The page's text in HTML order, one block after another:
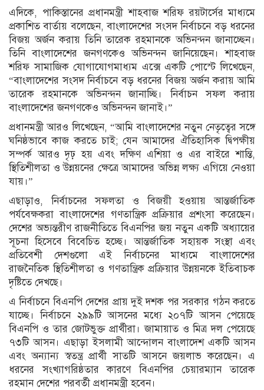
এদিকে, পাকিস্তানের প্রধানমন্ত্রী শাহবাজ শরিফ রয়টার্সের মাধ্যমে
প্রকাশিত বার্তায় বলেছেন, বাংলাদেশের সংসদ নির্বাচনে বড় ধরনের
বিজয় অর্জন করায় তিনি তারেক রহমানকে অভিনন্দন জানাচ্ছেন।
তিনি বাংলাদেশের জনগণকেও অভিনন্দন জানিয়েছেন। শাহবাজ
শরিফ সামাজিক যোগাযোগমাধ্যম এক্সে একটি পোস্টে লিখেছেন,
“বাংলাদেশের সংসদ নির্বাচনে বড় ধরনের বিজয় অর্জন করায় আমি
তারেক রহমানকে অভিনন্দন জানাচ্ছি। নির্বাচন সফল করায়
বাংলাদেশের জনগণকেও অভিনন্দন জানাই।”
প্রধানমন্ত্রী আরও লিখেছেন, “আমি বাংলাদেশের নতুন নেতৃত্বের সঙ্গে
ঘনিষ্ঠভাবে কাজ করতে চাই; যেন আমাদের ঐতিহাসিক দ্বিপক্ষীয়
সম্পর্ক আরও দৃঢ় হয় এবং দক্ষিণ এশিয়া ও এর বাইরে শান্তি,
স্থিতিশীলতা ও উন্নয়নের ক্ষেত্রে আমাদের অভিন্ন লক্ষ্য এগিয়ে নেওয়া
যায়।”
এছাড়াও, নির্বাচনের সফলতা ও বিজয়ী হওয়ায় আন্তর্জাতিক
পর্যবেক্ষকরা বাংলাদেশের গণতান্ত্রিক প্রক্রিয়ার প্রশংসা করেছেন।
দেশের অভ্যন্তরীণ রাজনীতিতে বিএনপির জয় নতুন একটি অধ্যায়ের
সূচনা হিসেবে বিবেচিত হচ্ছে। আন্তর্জাতিক সহায়ক সংস্থা এবং
প্রতিবেশী দেশগুলো এই নির্বাচনের মাধ্যমে বাংলাদেশের
রাজনৈতিক স্থিতিশীলতা ও গণতান্ত্রিক প্রক্রিয়ার উন্নয়নকে ইতিবাচক
দৃষ্টিতে দেখছে।
এ নির্বাচনে বিএনপি দেশের প্রায় দুই দশক পর সরকার গঠন করতে
যাচ্ছে। নির্বাচনে ২৯৯টি আসনের মধ্যে ২০৭টি আসন পেয়েছে
বিএনপি ও তার জোটভুক্ত প্রার্থীরা। জামায়াত ও মিত্র দল পেয়েছে
৭৩টি আসন। এছাড়া ইসলামী আন্দোলন বাংলাদেশ একটি আসন
এবং অন্যান্য স্বতন্ত্র প্রার্থী সাতটি আসনে জয়লাভ করেছেন। এ
ধরনের সংখ্যাগরিষ্ঠতার কারণে বিএনপির চেয়ারম্যান তারেক
রহমান দেশের পরবর্তী প্রধানমন্ত্রী হবেন।